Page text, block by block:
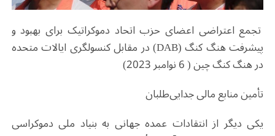
تجمع اعتراضی اعضای حزب اتحاد دموکراتیک برای بهبود و
پیشرفت هنگ کنگ (DAB) در مقابل کنسولگری ایالات متحده
در هنگ کنگ چین ( 6 نوامبر 2023)
تأمین منابع مالی جدایی‌طلبان
یکی دیگر از انتقادات عمده جهانی به بنیاد ملی دموکراسی